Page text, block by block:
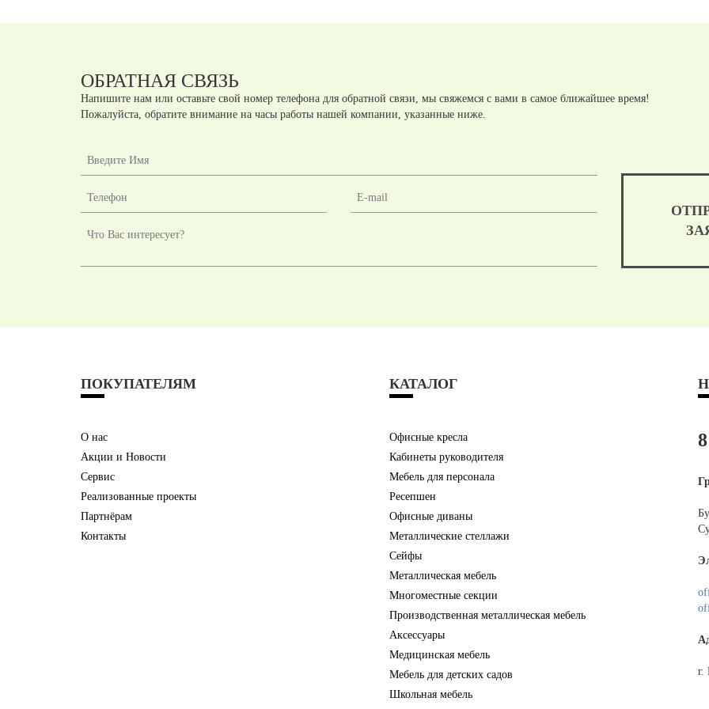
ОБРАТНАЯ СВЯЗЬ
Напишите нам или оставьте свой номер телефона для обратной связи, мы свяжемся с вами в самое ближайшее время!
Пожалуйста, обратите внимание на часы работы нашей компании, указанные ниже.
ПОКУПАТЕЛЯМ
О нас
Акции и Новости
Сервис
Реализованные проекты
Партнёрам
Контакты
КАТАЛОГ
Офисные кресла
Кабинеты руководителя
Мебель для персонала
Ресепшен
Офисные диваны
Металлические стеллажи
Сейфы
Металлическая мебель
Многоместные секции
Производственная металлическая мебель
Аксессуары
Медицинская мебель
Мебель для детских садов
Школьная мебель
г.